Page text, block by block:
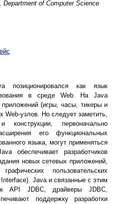
, Department of Computer Science
как язык
в среде Web. На Java
(игры, часы, тикеры и
Web-узлов. Но следует заметить,
первоначально
его функциональных
языка, могут применяться
обеспечивает разработчиков
новых сетевых приложений,
пользовательских
Java и связанные с этим
API JDBC, драйверы JDBC,
поддержку разработки